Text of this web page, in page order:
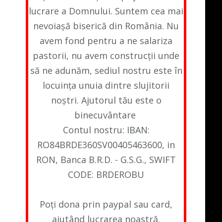
lucrare a Domnului. Suntem cea mai
nevoiașă biserică din România. Nu
avem fond pentru a ne salariza
pastorii, nu avem construcții unde
să ne adunăm, sediul nostru este în
locuința unuia dintre slujitorii
noștri. Ajutorul tău este o
binecuvântare
Contul nostru: IBAN:
RO84BRDE360SV00405463600, in
RON, Banca B.R.D. - G.S.G., SWIFT
CODE: BRDEROBU
Poți dona prin paypal sau card,
ajutând lucrarea noastră.